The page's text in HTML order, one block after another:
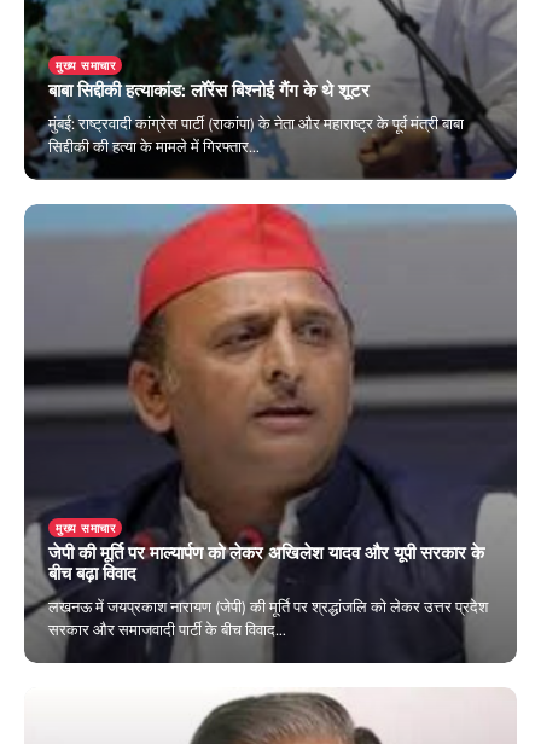
मुख्य समाचार
बाबा सिद्दीकी हत्याकांड: लॉरेंस बिश्नोई गैंग के थे शूटर
मुंबई: राष्ट्रवादी कांग्रेस पार्टी (राकांपा) के नेता और महाराष्ट्र के पूर्व मंत्री बाबा
सिद्दीकी की हत्या के मामले में गिरफ्तार…
October 13, 2024
मुख्य समाचार
जेपी की मूर्ति पर माल्यार्पण को लेकर अखिलेश यादव और यूपी सरकार के
बीच बढ़ा विवाद
लखनऊ में जयप्रकाश नारायण (जेपी) की मूर्ति पर श्रद्धांजलि को लेकर उत्तर प्रदेश
सरकार और समाजवादी पार्टी के बीच विवाद…
October 11, 2024